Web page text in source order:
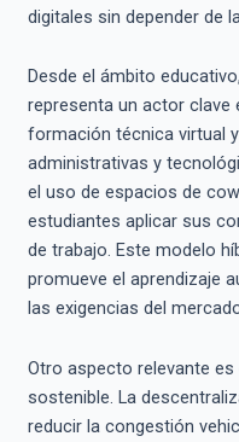
digitales sin depender de
Desde el ámbito
representa un actor clave
formación técnica virtual
administrativas y
el uso de espacios de
estudiantes aplicar sus
de trabajo. Este modelo
promueve el aprendizaje
las exigencias del
Otro aspecto relevante
sostenible. La
reducir la congestión